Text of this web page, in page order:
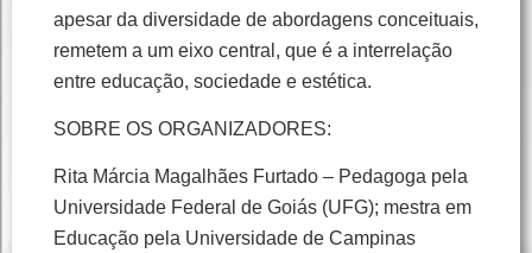
apesar da diversidade de abordagens conceituais,
remetem a um eixo central, que é a interrelação
entre educação, sociedade e estética.
SOBRE OS ORGANIZADORES:
Rita Márcia Magalhães Furtado – Pedagoga pela
Universidade Federal de Goiás (UFG); mestra em
Educação pela Universidade de Campinas